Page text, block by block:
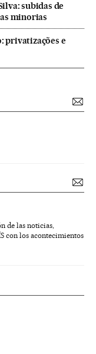
subidas de
minorias
privatizações e
de las noticias,
con los acontecimientos